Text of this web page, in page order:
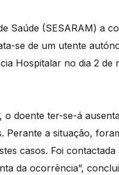
Saúde (SESARAM) a
se de um utente
Hospitalar no dia 2
o doente ter-se-á
Perante a situação,
casos. Foi
da ocorrência”,